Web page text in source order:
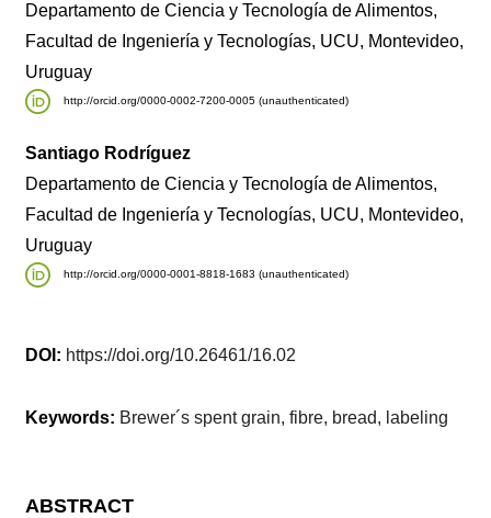
Departamento de Ciencia y Tecnología de Alimentos,
Facultad de Ingeniería y Tecnologías, UCU, Montevideo,
Uruguay
http://orcid.org/0000-0002-7200-0005 (unauthenticated)
Santiago Rodríguez
Departamento de Ciencia y Tecnología de Alimentos,
Facultad de Ingeniería y Tecnologías, UCU, Montevideo,
Uruguay
http://orcid.org/0000-0001-8818-1683 (unauthenticated)
DOI: https://doi.org/10.26461/16.02
Keywords: Brewer´s spent grain, fibre, bread, labeling
ABSTRACT